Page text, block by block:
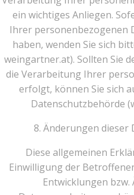
ein wichtiges Anliegen.
Ihrer personenbezogenen
haben, wenden Sie sich
weingartner.at). Sollten Sie
die Verarbeitung Ihrer
erfolgt, können Sie sich
Datenschutzbehörde
8. Änderungen
Diese allgemeinen
Einwilligung der
Entwicklungen